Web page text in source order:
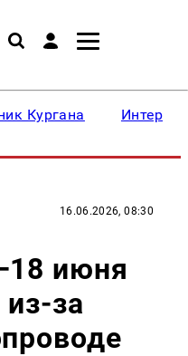
Кургана
16.06.2026, 08:30
июня
за